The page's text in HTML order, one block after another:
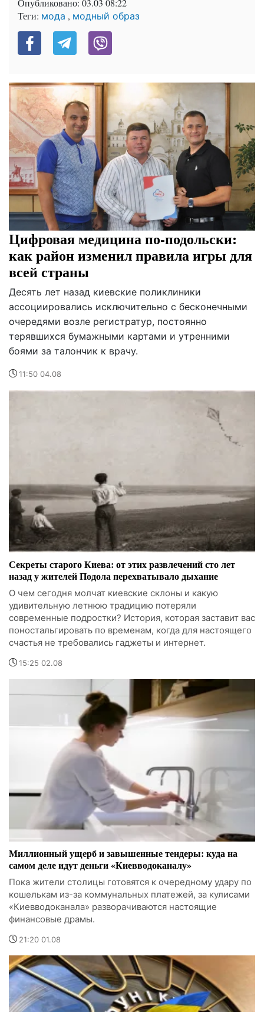
Опубликовано: 03.03 08:22
Теги: мода , модный образ
Цифровая медицина по-подольски:
как район изменил правила игры для
всей страны
Десять лет назад киевские поликлиники
ассоциировались исключительно с бесконечными
очередями возле регистратур, постоянно
терявшихся бумажными картами и утренними
боями за талончик к врачу.
11:50 04.08
Секреты старого Киева: от этих развлечений сто лет
назад у жителей Подола перехватывало дыхание
О чем сегодня молчат киевские склоны и какую
удивительную летнюю традицию потеряли
современные подростки? История, которая заставит вас
поностальгировать по временам, когда для настоящего
счастья не требовались гаджеты и интернет.
15:25 02.08
Миллионный ущерб и завышенные тендеры: куда на
самом деле идут деньги «Киевводоканалу»
Пока жители столицы готовятся к очередному удару по
кошелькам из-за коммунальных платежей, за кулисами
«Киевводоканала» разворачиваются настоящие
финансовые драмы.
21:20 01.08